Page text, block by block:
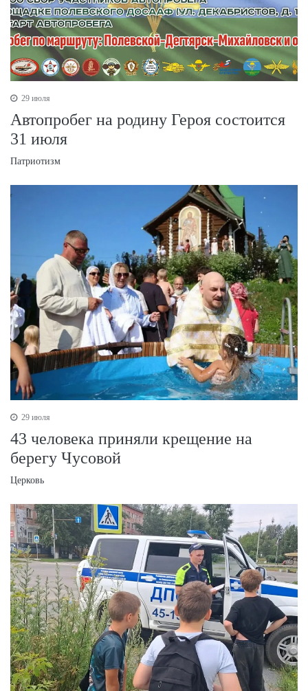
29 июля
Автопробег на родину Героя состоится
31 июля
Патриотизм
29 июля
43 человека приняли крещение на
берегу Чусовой
Церковь